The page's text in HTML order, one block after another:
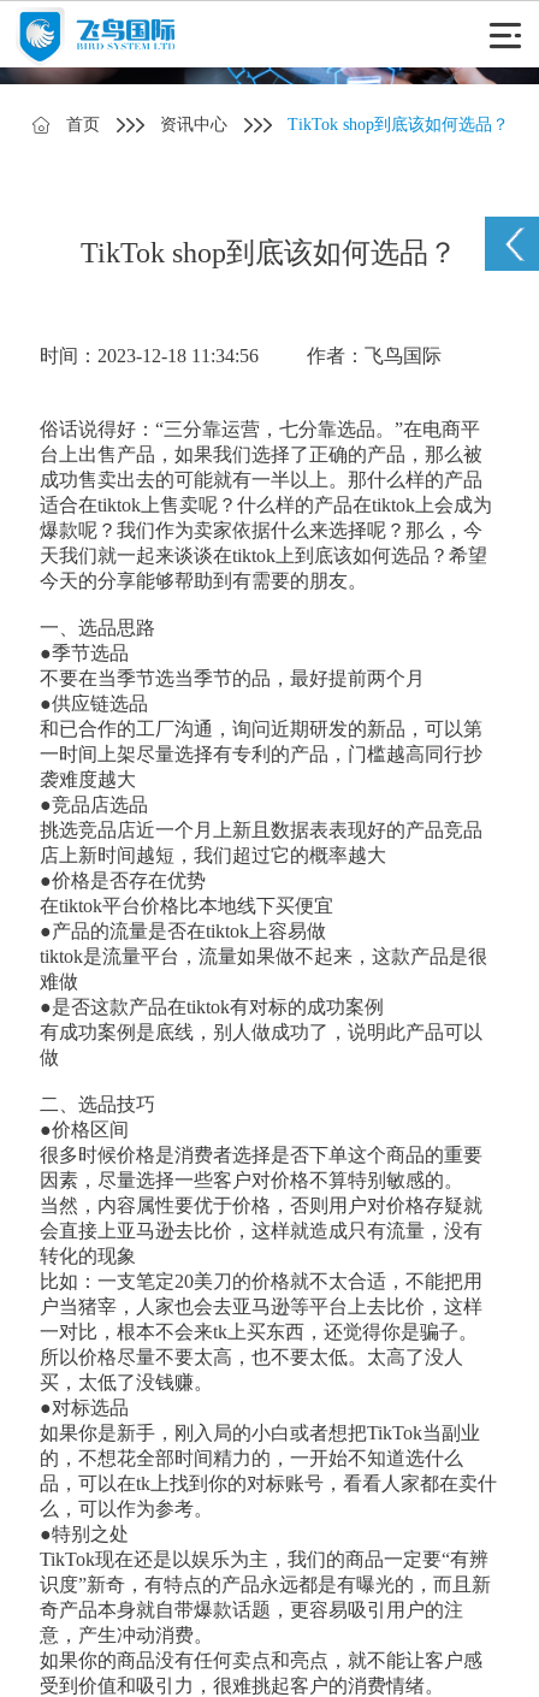
首页 资讯中心 TikTok shop到底该如何选品？
TikTok shop到底该如何选品？
时间：2023-12-18 11:34:56 作者：飞鸟国际
俗话说得好：“三分靠运营，七分靠选品。”在电商平
台上出售产品，如果我们选择了正确的产品，那么被
成功售卖出去的可能就有一半以上。那什么样的产品
适合在tiktok上售卖呢？什么样的产品在tiktok上会成为
爆款呢？我们作为卖家依据什么来选择呢？那么，今
天我们就一起来谈谈在tiktok上到底该如何选品？希望
今天的分享能够帮助到有需要的朋友。
一、选品思路
●季节选品
不要在当季节选当季节的品，最好提前两个月
●供应链选品
和已合作的工厂沟通，询问近期研发的新品，可以第
一时间上架尽量选择有专利的产品，门槛越高同行抄
袭难度越大
●竞品店选品
挑选竞品店近一个月上新且数据表表现好的产品竞品
店上新时间越短，我们超过它的概率越大
●价格是否存在优势
在tiktok平台价格比本地线下买便宜
●产品的流量是否在tiktok上容易做
tiktok是流量平台，流量如果做不起来，这款产品是很
难做
●是否这款产品在tiktok有对标的成功案例
有成功案例是底线，别人做成功了，说明此产品可以
做
二、选品技巧
●价格区间
很多时候价格是消费者选择是否下单这个商品的重要
因素，尽量选择一些客户对价格不算特别敏感的。
当然，内容属性要优于价格，否则用户对价格存疑就
会直接上亚马逊去比价，这样就造成只有流量，没有
转化的现象
比如：一支笔定20美刀的价格就不太合适，不能把用
户当猪宰，人家也会去亚马逊等平台上去比价，这样
一对比，根本不会来tk上买东西，还觉得你是骗子。
所以价格尽量不要太高，也不要太低。太高了没人
买，太低了没钱赚。
●对标选品
如果你是新手，刚入局的小白或者想把TikTok当副业
的，不想花全部时间精力的，一开始不知道选什么
品，可以在tk上找到你的对标账号，看看人家都在卖什
么，可以作为参考。
●特别之处
TikTok现在还是以娱乐为主，我们的商品一定要“有辨
识度”新奇，有特点的产品永远都是有曝光的，而且新
奇产品本身就自带爆款话题，更容易吸引用户的注
意，产生冲动消费。
如果你的商品没有任何卖点和亮点，就不能让客户感
受到价值和吸引力，很难挑起客户的消费情绪。